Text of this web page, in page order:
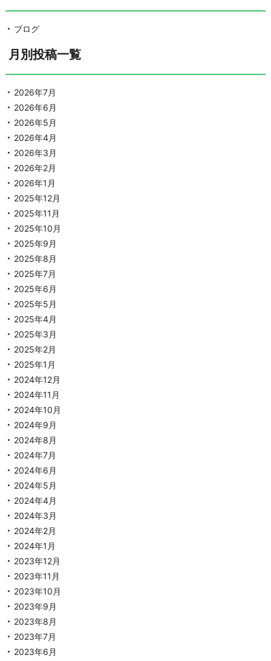
ブログ
月別投稿一覧
2026年7月
2026年6月
2026年5月
2026年4月
2026年3月
2026年2月
2026年1月
2025年12月
2025年11月
2025年10月
2025年9月
2025年8月
2025年7月
2025年6月
2025年5月
2025年4月
2025年3月
2025年2月
2025年1月
2024年12月
2024年11月
2024年10月
2024年9月
2024年8月
2024年7月
2024年6月
2024年5月
2024年4月
2024年3月
2024年2月
2024年1月
2023年12月
2023年11月
2023年10月
2023年9月
2023年8月
2023年7月
2023年6月